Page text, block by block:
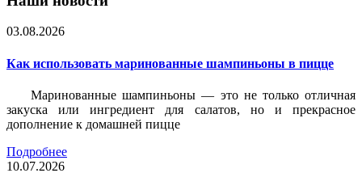
03.08.2026
Как использовать маринованные шампиньоны в пицце
Маринованные шампиньоны — это не только отличная
закуска или ингредиент для салатов, но и прекрасное
дополнение к домашней пицце
Подробнее
10.07.2026